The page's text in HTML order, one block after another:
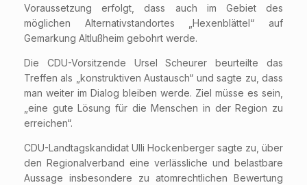
Voraussetzung erfolgt, dass auch im Gebiet des
möglichen Alternativstandortes „Hexenblättel“ auf
Gemarkung Altlußheim gebohrt werde.
Die CDU-Vorsitzende Ursel Scheurer beurteilte das
Treffen als „konstruktiven Austausch“ und sagte zu, dass
man weiter im Dialog bleiben werde. Ziel müsse es sein,
„eine gute Lösung für die Menschen in der Region zu
erreichen“.
CDU-Landtagskandidat Ulli Hockenberger sagte zu, über
den Regionalverband eine verlässliche und belastbare
Aussage insbesondere zu atomrechtlichen Bewertung